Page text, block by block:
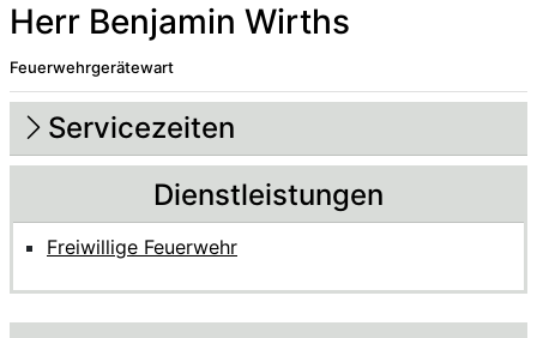
Herr Benjamin Wirths
Feuerwehrgerätewart
Beschreibung
Beschreibung Intern
Servicezeiten
Dienstleistungen
Freiwillige Feuerwehr